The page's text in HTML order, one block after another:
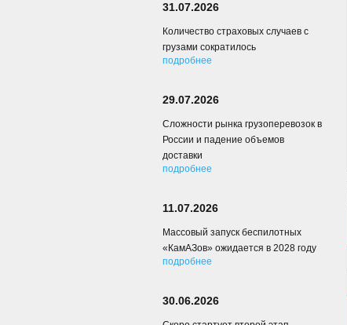
31.07.2026
Количество страховых случаев с
грузами сократилось
подробнее
29.07.2026
Сложности рынка грузоперевозок в
России и падение объемов
доставки
подробнее
11.07.2026
Массовый запуск беспилотных
«КамАЗов» ожидается в 2028 году
подробнее
30.06.2026